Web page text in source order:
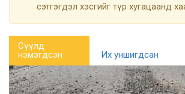
сэтгэгдэл хэсгийг түр хугацаанд
Сүүлд
нэмэгдсэн
Их уншигдсан